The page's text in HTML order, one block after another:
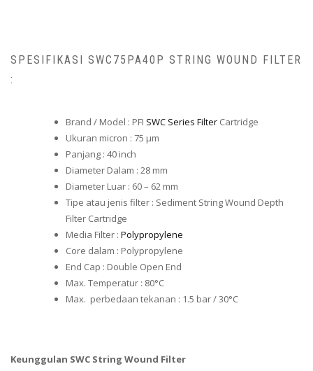
SPESIFIKASI SWC75PA40P STRING WOUND FILTER
:
Brand / Model : PFI SWC Series Filter Cartridge
Ukuran micron : 75 μm
Panjang : 40 inch
Diameter Dalam : 28 mm
Diameter Luar : 60 – 62 mm
Tipe atau jenis filter : Sediment String Wound Depth
Filter Cartridge
Media Filter : Polypropylene
Core dalam : Polypropylene
End Cap : Double Open End
Max. Temperatur : 80°C
Max. perbedaan tekanan : 1.5 bar / 30°C
Keunggulan SWC String Wound Filter